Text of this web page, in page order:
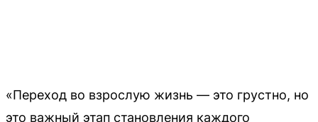
«Переход во взрослую жизнь — это грустно, но
это важный этап становления каждого